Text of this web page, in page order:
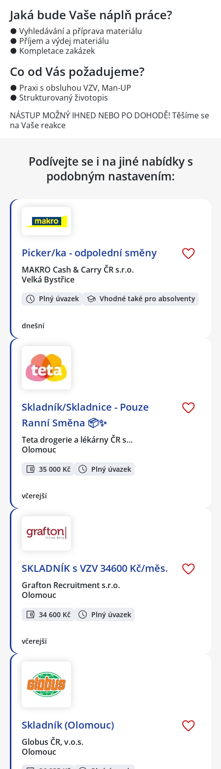
Jaká bude Vaše náplň práce?
● Vyhledávání a příprava materiálu
● Příjem a výdej materiálu
● Kompletace zakázek
Co od Vás požadujeme?
● Praxi s obsluhou VZV, Man-UP
● Strukturovaný životopis
NÁSTUP MOŽNÝ IHNED NEBO PO DOHODĚ! Těšíme se
na Vaše reakce
Podívejte se i na jiné nabídky s
podobným nastavením:
Picker/ka - odpolední směny
MAKRO Cash & Carry ČR s.r.o.
Velká Bystřice
Plný úvazek Vhodné také pro absolventy
dnešní
Skladník/Skladnice - Pouze
Ranní Směna 📦✨
Teta drogerie a lékárny ČR s…
Olomouc
35 000 Kč Plný úvazek
včerejší
SKLADNÍK s VZV 34600 Kč/měs.
Grafton Recruitment s.r.o.
Olomouc
34 600 Kč Plný úvazek
včerejší
Skladník (Olomouc)
Globus ČR, v.o.s.
Olomouc